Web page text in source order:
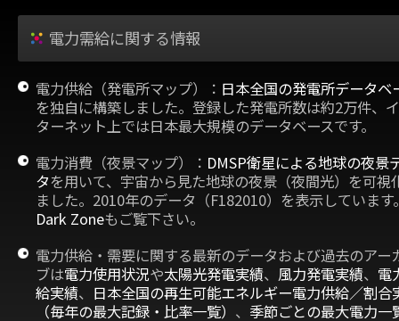
電力需給に関する情報
電力供給（発電所マップ）： 日本全国の発電所データベ
を独自に構築しました。登録した発電所数は約2万件、
ターネット上では日本最大規模のデータベースです。
電力消費（夜景マップ）： DMSP衛星による地球の夜景
タを用いて、宇宙から見た地球の夜景（夜間光）を可視
ました。2010年のデータ（F182010）を表示しています
Dark Zoneもご覧下さい。
電力供給・需要に関する最新のデータおよび過去のアー
ブは電力使用状況や太陽光発電実績、 風力発電実績、 電
給実績、 日本全国の再生可能エネルギー電力供給／割合
（毎年の最大記録・比率一覧） 、 季節ごとの最大電力一